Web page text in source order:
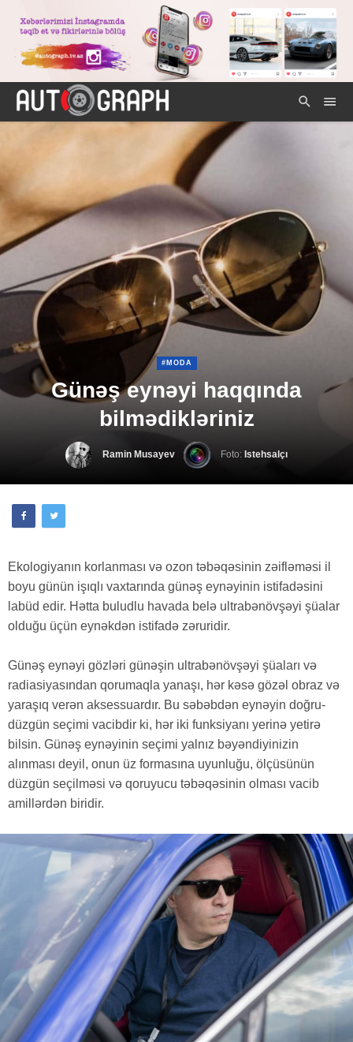
#MODA
Günəş eynəyi haqqında
bilmədikləriniz
Ramin Musayev Foto: Istehsalçı
Ekologiyanın korlanması və ozon təbəqəsinin zəifləməsi il
boyu günün işıqlı vaxtarında günəş eynəyinin istifadəsini
labüd edir. Hətta buludlu havada belə ultrabənövşəyi şüalar
olduğu üçün eynəkdən istifadə zəruridir.
Günəş eynəyi gözləri günəşin ultrabənövşəyi şüaları və
radiasiyasından qorumaqla yanaşı, hər kəsə gözəl obraz və
yaraşıq verən aksessuardır. Bu səbəbdən eynəyin doğru-
düzgün seçimi vacibdir ki, hər iki funksiyanı yerinə yetirə
bilsin. Günəş eynəyinin seçimi yalnız bəyəndiyinizin
alınması deyil, onun üz formasına uyunluğu, ölçüsünün
düzgün seçilməsi və qoruyucu təbəqəsinin olması vacib
amillərdən biridir.